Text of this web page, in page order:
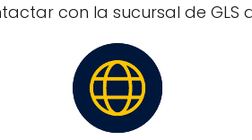
con la sucursal de GLS